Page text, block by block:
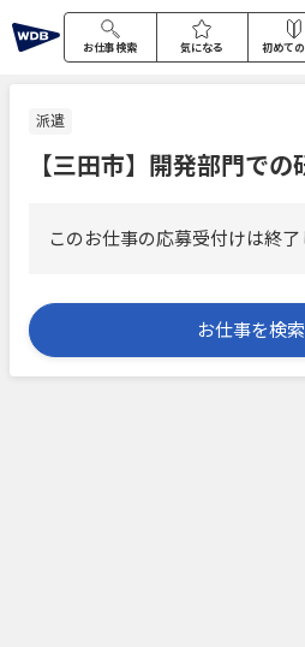
お仕事検索 気になる 初めて
派遣
【三田市】開発部門で
このお仕事の応募受付けは終了
お仕事を検